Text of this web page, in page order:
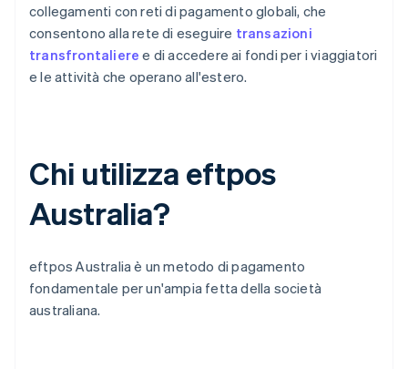
collegamenti con reti di pagamento globali, che
consentono alla rete di eseguire transazioni
transfrontaliere e di accedere ai fondi per i viaggiatori
e le attività che operano all'estero.
Chi utilizza eftpos
Australia?
eftpos Australia è un metodo di pagamento
fondamentale per un'ampia fetta della società
australiana.